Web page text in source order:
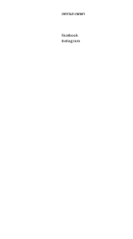
רשתות חברתיות
Facebook
Instagram